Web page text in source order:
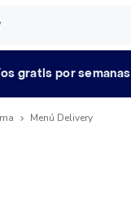
gratis por semanas
Menú Delivery